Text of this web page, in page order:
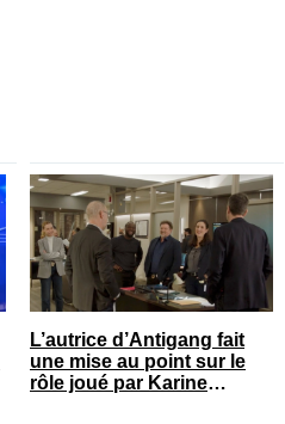
L’autrice d’Antigang fait
une mise au point sur le
rôle joué par Karine